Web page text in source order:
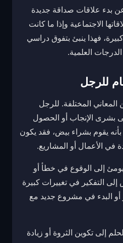
بدء علاقات صداقة جديدة
الاجتماعية وإذا ما كانت
فهذا ينبئ بتفوق دراسي
العلمية.
للرجل
المعاني المختلفة. للرجل
بشرى الإنجاب أو الحصول
يقوم بشراء بيض، فقد يكون
في الأعمال أو المشاريع.
إلى الوقوع في خطأ أو
التفكير في تغييرات كبيرة
البدء في مشروع جديد مع
إلى تكوين الثروة أو زيادة